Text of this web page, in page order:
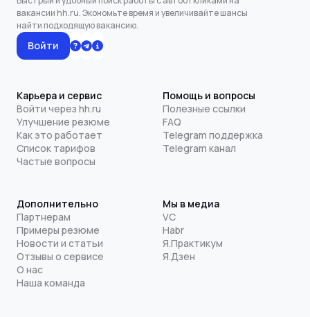
вакансии hh.ru. Экономьте время и увеличивайте шансы
найти подходящую вакансию.
Войти
Карьера и сервис
Войти через hh.ru
Улучшение резюме
Как это работает
Список тарифов
Частые вопросы
Помощь и вопросы
Полезные ссылки
FAQ
Telegram поддержка
Telegram канал
Дополнительно
Партнерам
Примеры резюме
Новости и статьи
Отзывы о сервисе
О нас
Наша команда
Мы в медиа
VC
Habr
Я.Практикум
Я.Дзен